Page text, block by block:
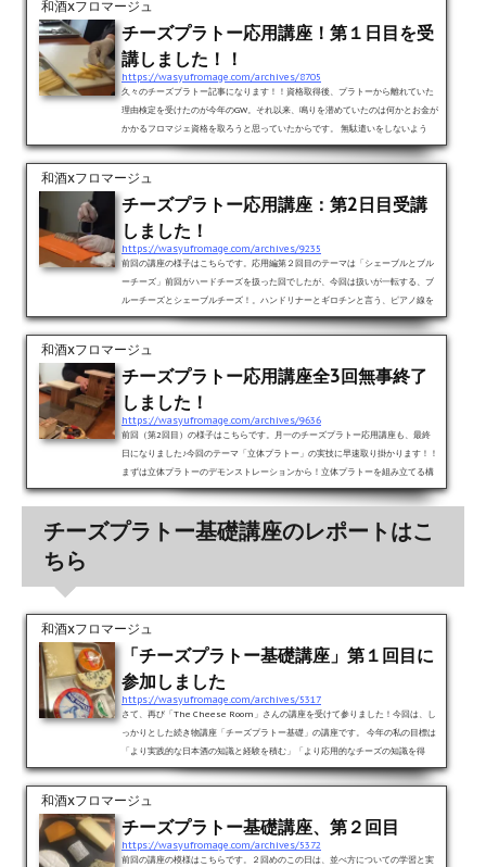
和酒xフロマージュ
チーズプラトー応用講座！第１日目を受
講しました！！
https://wasyufromage.com/archives/8705
久々のチーズプラトー記事になります！！資格取得後、プラトーから離れていた
理由検定を受けたのが今年のGW。それ以来、鳴りを潜めていたのは何かとお金が
かかるフロマジェ資格を取ろうと思っていたからです。 無駄遣いをしないよう
に、じっくり、じっくり、機会を狙っていたのですが。。。なにぶん、固定収入
のないこの身（爆）。直前になり、具体的な受講費を捻出する余裕がなく、あっ
さり断念（爆）。 出せない金額ではなかったので、フロマジェ資格の講習が始ま
る直前まで、悩み悩んだ決断でした。 しかし、その前...
和酒xフロマージュ
チーズプラトー応用講座：第2日目受講
しました！
https://wasyufromage.com/archives/9235
前回の講座の様子はこちらです。応用編第２回目のテーマは「シェーブルとブル
ーチーズ」前回がハードチーズを扱った回でしたが、今回は扱いが一転する、ブ
ルーチーズとシェーブルチーズ！。ハンドリナーとギロチンと言う、ピアノ線を
使ったカット技術を練習します！！まずは先生のデモンストレーションからシェ
ーブルは筒形の「サント・モール・ド・トゥーレーヌ」。同じく、台形シェーブ
ルの「ヴァランセ」。通常は縦に放射線を描くように切る方法が一般的なんです
がこの日のプラトーの都合上、横にスライスする方法です。 これ...
和酒xフロマージュ
チーズプラトー応用講座全3回無事終了
しました！
https://wasyufromage.com/archives/9636
前回（第2回目）の様子はこちらです。月一のチーズプラトー応用講座も、最終
日になりました♪今回のテーマ「立体プラトー」の実技に早速取り掛かります！！
まずは立体プラトーのデモンストレーションから！立体プラトーを組み立てる構
成をレクチャー頂きます。 その後、プラトー用に事前に注文したチーズについて
のカットのレクチャー。白カビチーズのブリー。（私は選択しませんでした
が。）青カビチーズのロックフォール（私は・・・以下同様（笑）） はい、私、
カットが楽そうなのばかり選んでしまったという不届き者です...
チーズプラトー基礎講座のレポートはこ
ちら
和酒xフロマージュ
「チーズプラトー基礎講座」第１回目に
参加しました
https://wasyufromage.com/archives/5317
さて、再び「The Cheese Room」さんの講座を受けて参りました！今回は、し
っかりとした続き物講座「チーズプラトー基礎」の講座です。 今年の私の目標は
「より実践的な日本酒の知識と経験を積む」「より応用的なチーズの知識を得
る」の、２大目標を掲げました。（もちろん、ワイン試験合格も念頭にあります
よ！！） そんな中、チーズプラトーの本格的な勉強講座を開催しているCheese
Roomさんを昨年末あたりからチェックしまくっていたことはすでにご承知かと
思いますが、そんなCheese Roomさんに申し込んだ講座がいよいよ開...
和酒xフロマージュ
チーズプラトー基礎講座、第２回目
https://wasyufromage.com/archives/5372
前回の講座の模様はこちらです。２回めのこの日は、並べ方についての学習と実